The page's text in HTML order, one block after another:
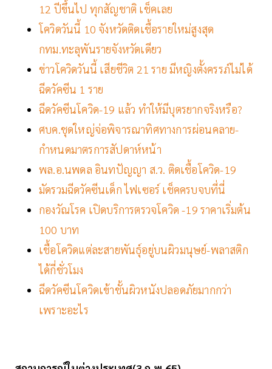
12 ปีขึ้นไป ทุกสัญชาติ เช็คเลย
โควิดวันนี้ 10 จังหวัดติดเชื้อรายใหม่สูงสุด
กทม.ทะลุพันรายจังหวัดเดียว
ข่าวโควิดวันนี้ เสียชีวิต 21 ราย มีหญิงตั้งครรภ์ไม่ได้
ฉีดวัคซีน 1 ราย
ฉีดวัคซีนโควิด-19 แล้ว ทำให้มีบุตรยากจริงหรือ?
ศบค.ชุดใหญ่จ่อพิจารณาทิศทางการผ่อนคลาย-
กำหนดมาตรการสัปดาห์หน้า
พล.อ.นพดล อินทปัญญา ส.ว. ติดเชื้อโควิด-19
มัดรวมฉีดวัคซีนเด็ก ไฟเซอร์ เช็คครบจบที่นี่
กองวัณโรค เปิดบริการตรวจโควิด -19 ราคาเริ่มต้น
100 บาท
เชื้อโควิดแต่ละสายพันธุ์อยู่บนผิวมนุษย์-พลาสติก
ได้กี่ชั่วโมง
ฉีดวัคซีนโควิดเข้าชั้นผิวหนังปลอดภัยมากกว่า
เพราะอะไร